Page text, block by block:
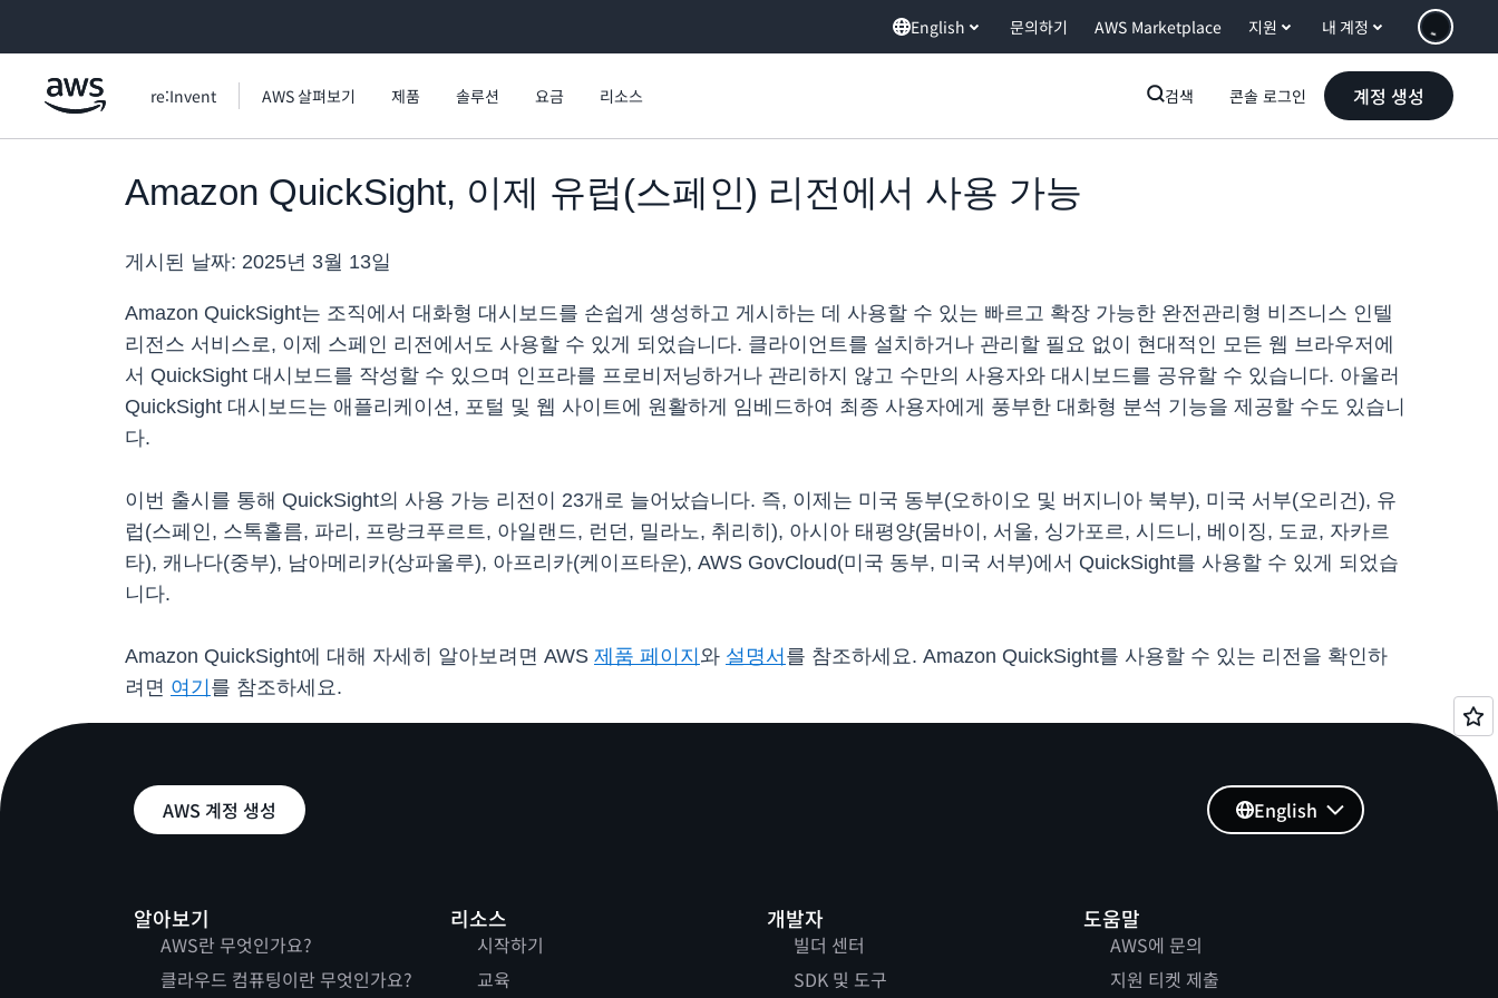
English 문의하기 AWS Marketplace 지원 내 계정
re:Invent AWS 살펴보기 제품 솔루션 요금 리소스 검색 콘솔 로그인 계정 생성
Amazon QuickSight, 이제 유럽(스페인) 리전에서 사용 가능
게시된 날짜: 2025년 3월 13일
Amazon QuickSight는 조직에서 대화형 대시보드를 손쉽게 생성하고 게시하는 데 사용할 수 있는 빠르고 확장 가능한 완전관리형 비즈니스 인텔
리전스 서비스로, 이제 스페인 리전에서도 사용할 수 있게 되었습니다. 클라이언트를 설치하거나 관리할 필요 없이 현대적인 모든 웹 브라우저에
서 QuickSight 대시보드를 작성할 수 있으며 인프라를 프로비저닝하거나 관리하지 않고 수만의 사용자와 대시보드를 공유할 수 있습니다. 아울러
QuickSight 대시보드는 애플리케이션, 포털 및 웹 사이트에 원활하게 임베드하여 최종 사용자에게 풍부한 대화형 분석 기능을 제공할 수도 있습니
다.
이번 출시를 통해 QuickSight의 사용 가능 리전이 23개로 늘어났습니다. 즉, 이제는 미국 동부(오하이오 및 버지니아 북부), 미국 서부(오리건), 유
럽(스페인, 스톡홀름, 파리, 프랑크푸르트, 아일랜드, 런던, 밀라노, 취리히), 아시아 태평양(뭄바이, 서울, 싱가포르, 시드니, 베이징, 도쿄, 자카르
타), 캐나다(중부), 남아메리카(상파울루), 아프리카(케이프타운), AWS GovCloud(미국 동부, 미국 서부)에서 QuickSight를 사용할 수 있게 되었습
니다.
Amazon QuickSight에 대해 자세히 알아보려면 AWS 제품 페이지 와 설명서 를 참조하세요. Amazon QuickSight를 사용할 수 있는 리전을 확인하
려면 여기 를 참조하세요.
AWS 계정 생성
알아보기
AWS란 무엇인가요?
클라우드 컴퓨팅이란 무엇인가요?
리소스
시작하기
교육
개발자
빌더 센터
SDK 및 도구
도움말
AWS에 문의
지원 티켓 제출
English